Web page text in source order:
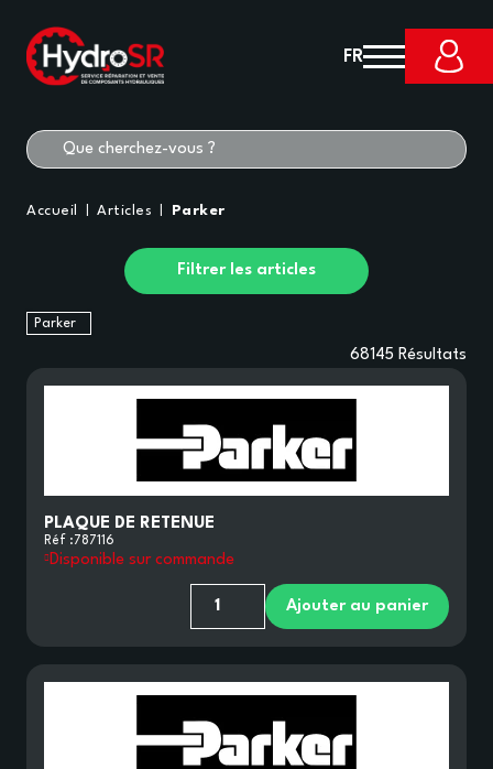
FR
Accueil Articles Parker
Filtrer les articles
Parker
68145 Résultats
PLAQUE DE RETENUE
Réf :787116
Disponible sur commande
Ajouter au panier